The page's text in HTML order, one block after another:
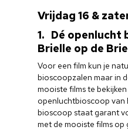
Vrijdag 16 &
1. Dé openlucht
Brielle op de
Voor een film kun je
bioscoopzalen maar in
mooiste films te
openluchtbioscoop van
bioscoop staat garant
met de mooiste films op